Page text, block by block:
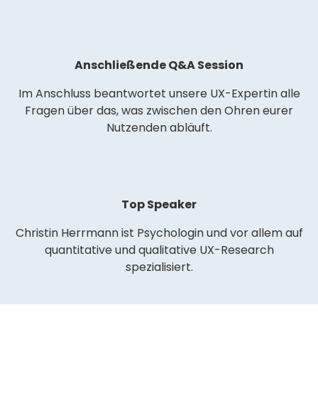
Anschließende Q&A Session
Im Anschluss beantwortet unsere UX-Expertin alle
Fragen über das, was zwischen den Ohren eurer
Nutzenden abläuft.
Top Speaker
Christin Herrmann ist Psychologin und vor allem auf
quantitative und qualitative UX-Research
spezialisiert.